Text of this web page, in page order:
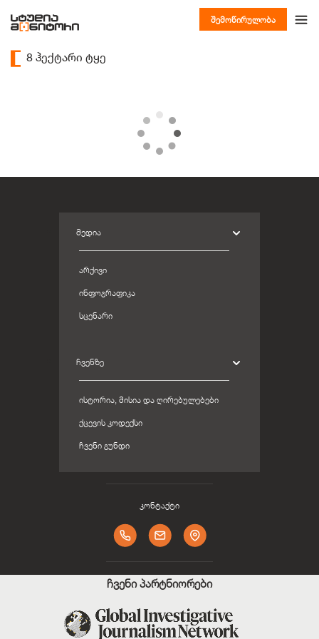
შემოწირულობა
8 ჰექტარი ტყე
ᲛᲔᲓᲘᲐ
ᲐᲠᲥᲘᲕᲘ
ᲘᲜᲤᲝᲒᲠᲐᲤᲘᲙᲐ
ᲡᲪᲔᲜᲐᲠᲘ
ᲩᲕᲔᲜᲖᲔ
ᲘᲡᲢᲝᲠᲘᲐ, ᲛᲘᲡᲘᲐ ᲓᲐ ᲦᲘᲠᲔᲑᲣᲚᲔᲑᲔᲑᲘ
ᲥᲪᲔᲕᲘᲡ ᲙᲝᲓᲔᲥᲡᲘ
ᲩᲕᲔᲜᲘ ᲒᲣᲜᲓᲘ
კონტაქტი
ჩვენი პარტნიორები